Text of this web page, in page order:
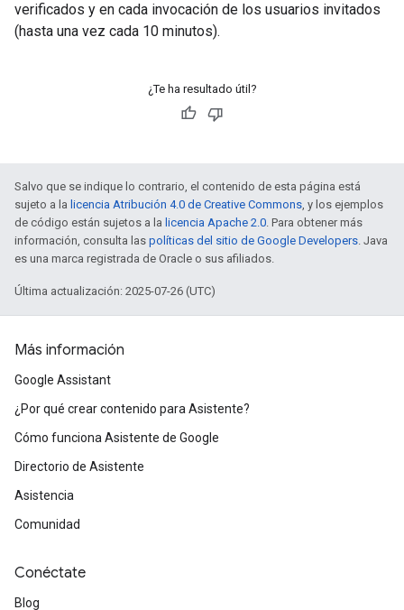
verificados y en cada invocación de los usuarios invitados
(hasta una vez cada 10 minutos).
¿Te ha resultado útil?
Salvo que se indique lo contrario, el contenido de esta página está
sujeto a la licencia Atribución 4.0 de Creative Commons, y los ejemplos
de código están sujetos a la licencia Apache 2.0. Para obtener más
información, consulta las políticas del sitio de Google Developers. Java
es una marca registrada de Oracle o sus afiliados.
Última actualización: 2025-07-26 (UTC)
Más información
Google Assistant
¿Por qué crear contenido para Asistente?
Cómo funciona Asistente de Google
Directorio de Asistente
Asistencia
Comunidad
Conéctate
Blog